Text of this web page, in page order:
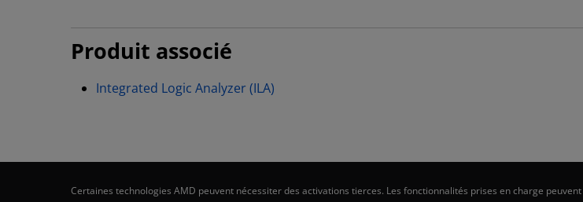
Produit associé
Integrated Logic Analyzer (ILA)
Certaines technologies AMD peuvent nécessiter des activations tierces. Les fonctionnalités prises en charge